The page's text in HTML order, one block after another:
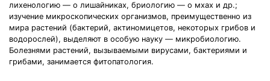
лихенологию — о лишайниках, бриологию — о мхах и др.;
изучение микроскопических организмов, преимущественно из
мира растений (бактерий, актиномицетов, некоторых грибов и
водорослей), выделяют в особую науку — микробиологию.
Болезнями растений, вызываемыми вирусами, бактериями и
грибами, занимается фитопатология.